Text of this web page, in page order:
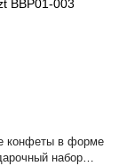
конфеты в форме
набор